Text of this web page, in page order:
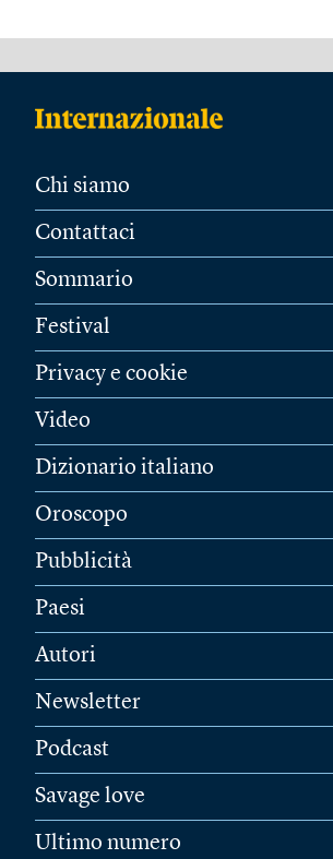
Chi siamo
Contattaci
Sommario
Festival
Privacy e cookie
Video
Dizionario italiano
Oroscopo
Pubblicità
Paesi
Autori
Newsletter
Podcast
Savage love
Ultimo numero